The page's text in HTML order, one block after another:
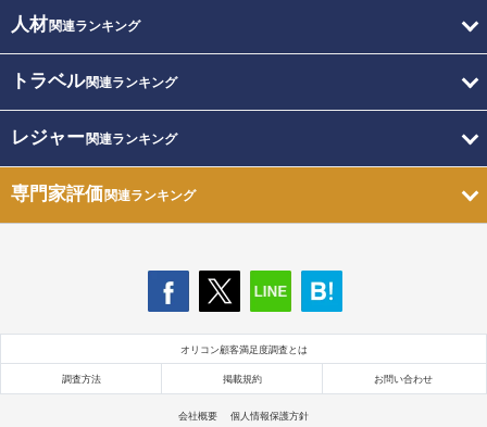
人材関連ランキング
トラベル関連ランキング
レジャー関連ランキング
専門家評価関連ランキング
オリコン顧客満足度調査とは
調査方法 掲載規約 お問い合わせ
会社概要 個人情報保護方針